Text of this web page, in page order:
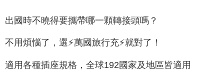
NT$100/pesanan
出國時不曉得要攜帶哪一顆轉接頭嗎？
不用煩惱了，選⚡萬國旅行充⚡就對了！
適用各種插座規格，全球192國家及地區皆適用